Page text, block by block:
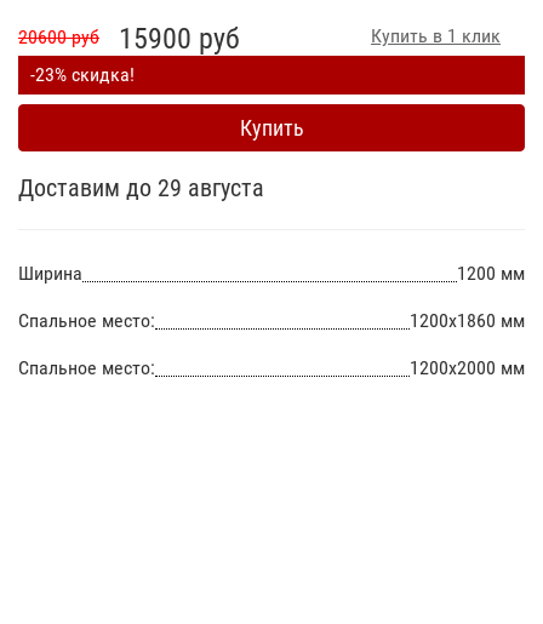
Купить в 1 клик
20600 руб 15900 руб
-23% скидка!
Купить
Доставим до 29 августа
Ширина 1200 мм
Спальное место: 1200х1860 мм
Спальное место: 1200х2000 мм